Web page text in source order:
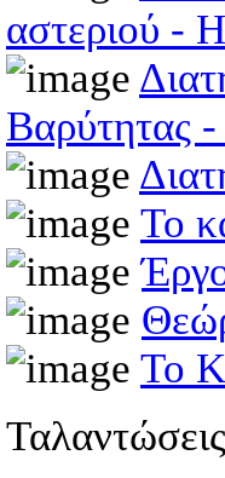
αστεριού -
Βαρύτητας
Το
Το